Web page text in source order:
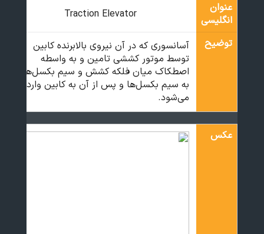
عنوان
انگلیسی
Traction Elevator
توضیح
آسانسوری که در آن نیروی بالابرنده کابین
توسط موتور کششی تامین و به واسطه
اصطکاک میان فلکه کشش و سیم بکسل‌ها،
به سیم بکسل‌ها و پس از آن به کابین وارد
می‌شود.
عکس